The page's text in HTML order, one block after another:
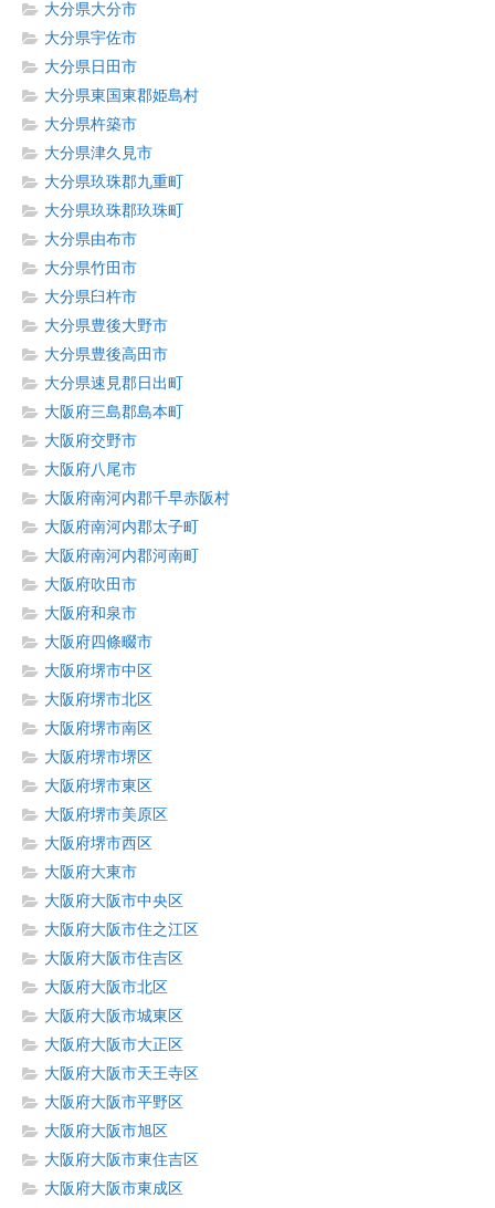
大分県大分市
大分県宇佐市
大分県日田市
大分県東国東郡姫島村
大分県杵築市
大分県津久見市
大分県玖珠郡九重町
大分県玖珠郡玖珠町
大分県由布市
大分県竹田市
大分県臼杵市
大分県豊後大野市
大分県豊後高田市
大分県速見郡日出町
大阪府三島郡島本町
大阪府交野市
大阪府八尾市
大阪府南河内郡千早赤阪村
大阪府南河内郡太子町
大阪府南河内郡河南町
大阪府吹田市
大阪府和泉市
大阪府四條畷市
大阪府堺市中区
大阪府堺市北区
大阪府堺市南区
大阪府堺市堺区
大阪府堺市東区
大阪府堺市美原区
大阪府堺市西区
大阪府大東市
大阪府大阪市中央区
大阪府大阪市住之江区
大阪府大阪市住吉区
大阪府大阪市北区
大阪府大阪市城東区
大阪府大阪市大正区
大阪府大阪市天王寺区
大阪府大阪市平野区
大阪府大阪市旭区
大阪府大阪市東住吉区
大阪府大阪市東成区